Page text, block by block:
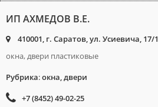
ИП АХМЕДОВ В.Е.
410001, г. Саратов, ул. Усиевича, 17/1
окна, двери пластиковые
Рубрика:окна, двери
+7 (8452) 49-02-25